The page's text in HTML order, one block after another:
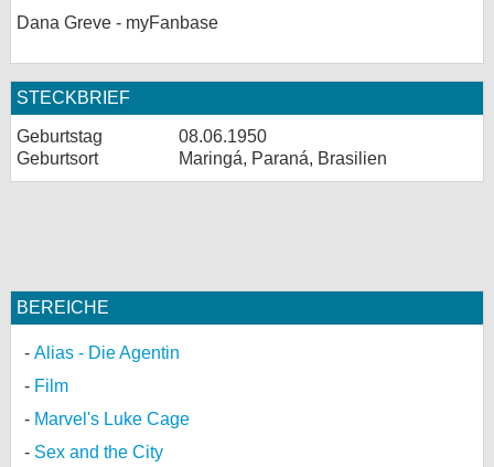
Dana Greve - myFanbase
STECKBRIEF
Geburtstag
08.06.1950
Geburtsort
Maringá, Paraná, Brasilien
BEREICHE
Alias - Die Agentin
Film
Marvel's Luke Cage
Sex and the City